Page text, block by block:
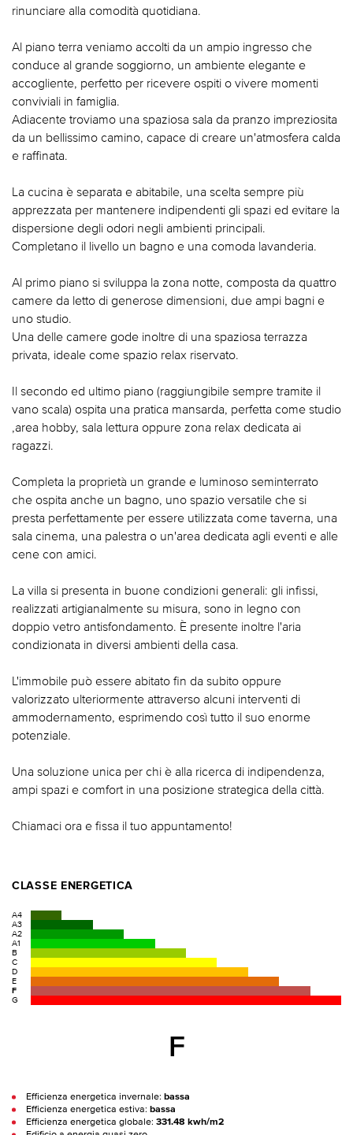
rinunciare alla comodità quotidiana.
Al piano terra veniamo accolti da un ampio ingresso che
conduce al grande soggiorno, un ambiente elegante e
accogliente, perfetto per ricevere ospiti o vivere momenti
conviviali in famiglia.
Adiacente troviamo una spaziosa sala da pranzo impreziosita
da un bellissimo camino, capace di creare un'atmosfera calda
e raffinata.
La cucina è separata e abitabile, una scelta sempre più
apprezzata per mantenere indipendenti gli spazi ed evitare la
dispersione degli odori negli ambienti principali.
Completano il livello un bagno e una comoda lavanderia.
Al primo piano si sviluppa la zona notte, composta da quattro
camere da letto di generose dimensioni, due ampi bagni e
uno studio.
Una delle camere gode inoltre di una spaziosa terrazza
privata, ideale come spazio relax riservato.
Il secondo ed ultimo piano (raggiungibile sempre tramite il
vano scala) ospita una pratica mansarda, perfetta come studio
,area hobby, sala lettura oppure zona relax dedicata ai
ragazzi.
Completa la proprietà un grande e luminoso seminterrato
che ospita anche un bagno, uno spazio versatile che si
presta perfettamente per essere utilizzata come taverna, una
sala cinema, una palestra o un'area dedicata agli eventi e alle
cene con amici.
La villa si presenta in buone condizioni generali: gli infissi,
realizzati artigianalmente su misura, sono in legno con
doppio vetro antisfondamento. È presente inoltre l'aria
condizionata in diversi ambienti della casa.
L'immobile può essere abitato fin da subito oppure
valorizzato ulteriormente attraverso alcuni interventi di
ammodernamento, esprimendo così tutto il suo enorme
potenziale.
Una soluzione unica per chi è alla ricerca di indipendenza,
ampi spazi e comfort in una posizione strategica della città.
Chiamaci ora e fissa il tuo appuntamento!
CLASSE ENERGETICA
A4
A3
A2
A1
B
C
D
E
F
G
F
Efficienza energetica invernale: bassa
Efficienza energetica estiva: bassa
Efficienza energetica globale: 331.48 kwh/m2